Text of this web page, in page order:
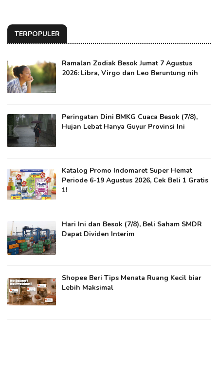
TERPOPULER
Ramalan Zodiak Besok Jumat 7 Agustus
2026: Libra, Virgo dan Leo Beruntung nih
Peringatan Dini BMKG Cuaca Besok (7/8),
Hujan Lebat Hanya Guyur Provinsi Ini
Katalog Promo Indomaret Super Hemat
Periode 6-19 Agustus 2026, Cek Beli 1 Gratis
1!
Hari Ini dan Besok (7/8), Beli Saham SMDR
Dapat Dividen Interim
Shopee Beri Tips Menata Ruang Kecil biar
Lebih Maksimal